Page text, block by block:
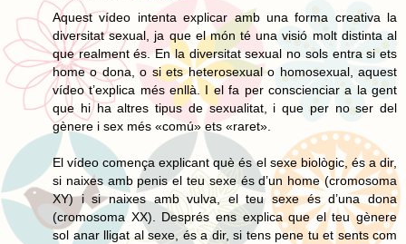
Aquest vídeo intenta explicar amb una forma creativa la
diversitat sexual, ja que el món té una visió molt distinta al
que realment és. En la diversitat sexual no sols entra si ets
home o dona, o si ets heterosexual o homosexual, aquest
vídeo t’explica més enllà. I el fa per conscienciar a la gent
que hi ha altres tipus de sexualitat, i que per no ser del
gènere i sex més «comú» ets «raret».
El vídeo comença explicant què és el sexe biològic, és a dir,
si naixes amb penis el teu sexe és d’un home (cromosoma
XY) i si naixes amb vulva, el teu sexe és d’una dona
(cromosoma XX). Després ens explica que el teu gènere
sol anar lligat al sexe, és a dir, si tens pene tu et sents com